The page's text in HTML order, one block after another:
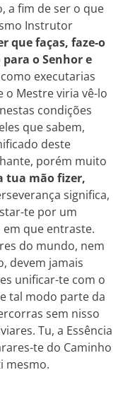
a fim de ser o que
Instrutor
que faças, faze-o
o Senhor e
executarias
o Mestre viria vê-lo
condições
que sabem,
deste
porém muito
tua mão fizer,
significa,
te por um
que entraste.
do mundo, nem
devem jamais
unificar-te com o
tal modo parte da
sem nisso
Tu, a Essência
te do Caminho
mesmo.